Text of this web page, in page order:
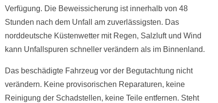
Verfügung. Die Beweissicherung ist innerhalb von 48
Stunden nach dem Unfall am zuverlässigsten. Das
norddeutsche Küstenwetter mit Regen, Salzluft und Wind
kann Unfallspuren schneller verändern als im Binnenland.
Das beschädigte Fahrzeug vor der Begutachtung nicht
verändern. Keine provisorischen Reparaturen, keine
Reinigung der Schadstellen, keine Teile entfernen. Steht